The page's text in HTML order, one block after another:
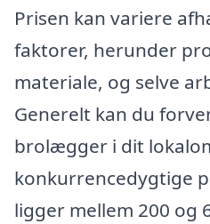
Prisen kan variere
faktorer, herunder
materiale, og selve
Generelt kan du
brolægger i dit
konkurrencedygtige
ligger mellem 200 og